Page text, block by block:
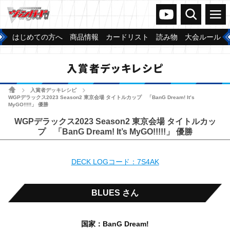
ヴァンガードch
検索 メニュー
はじめての方へ 商品情報 カードリスト 読み物 大会ルール
入賞者デッキレシピ
ホーム 入賞者デッキレシピ
WGPデラックス2023 Season2 東京会場 タイトルカップ 「BanG Dream! It’s
MyGO!!!!!」 優勝
WGPデラックス2023 Season2 東京会場 タイトルカッ
プ 「BanG Dream! It’s MyGO!!!!!」 優勝
DECK LOGコード：7S4AK
BLUES さん
国家：BanG Dream!